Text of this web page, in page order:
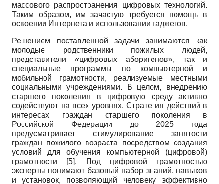
массового распространения цифровых технологий.
Таким образом, им зачастую требуется помощь в
освоении Интернета и использовании гаджетов.
Решением поставленной задачи занимаются как
молодые родственники пожилых людей,
представители «цифровых аборигенов», так и
специальные программы по компьютерной и
мобильной грамотности, реализуемые местными
социальными учреждениями. В целом, внедрению
старшего поколения в цифровую среду активно
содействуют на всех уровнях. Стратегия действий в
интересах граждан старшего поколения в
Российской Федерации до 2025 года
предусматривает стимулирование занятости
граждан пожилого возраста посредством создания
условий для обучения компьютерной (цифровой)
грамотности [5]. Под цифровой грамотностью
эксперты понимают базовый набор знаний, навыков
и установок, позволяющий человеку эффективно